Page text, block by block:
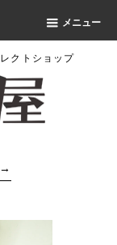
メニュー
クトショップ
→